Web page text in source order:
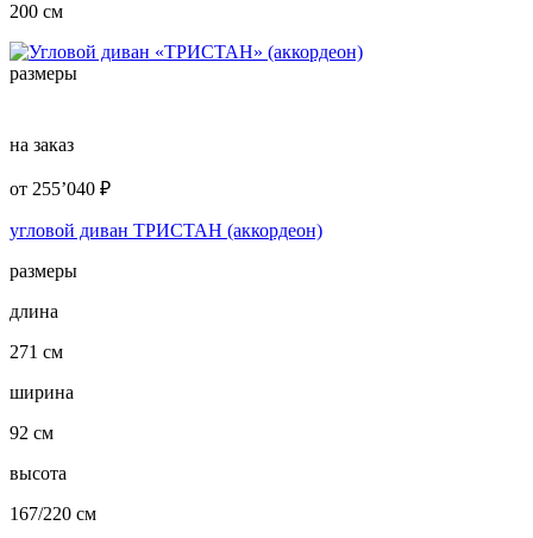
200 см
размеры
на заказ
от 255’040 ₽
угловой диван ТРИСТАН (аккордеон)
размеры
длина
271 см
ширина
92 см
высота
167/220 см